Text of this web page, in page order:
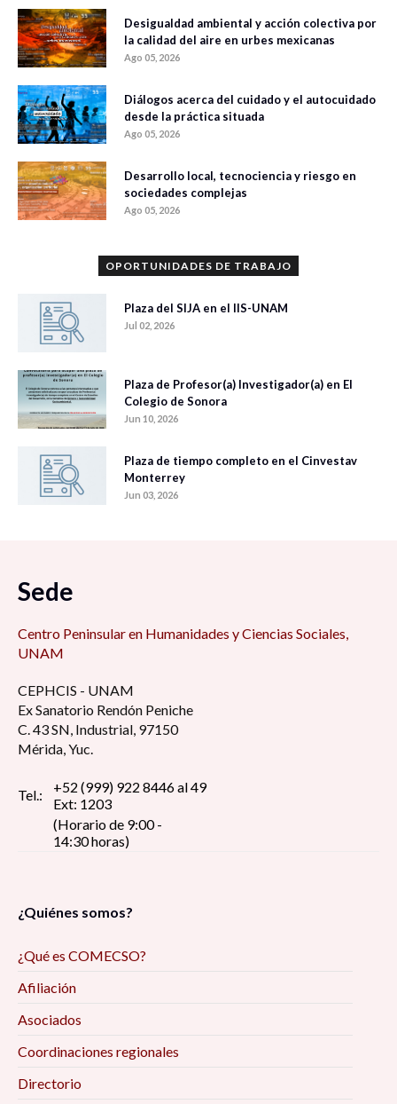
Desigualdad ambiental y acción colectiva por
la calidad del aire en urbes mexicanas
Ago 05, 2026
Diálogos acerca del cuidado y el autocuidado
desde la práctica situada
Ago 05, 2026
Desarrollo local, tecnociencia y riesgo en
sociedades complejas
Ago 05, 2026
OPORTUNIDADES DE TRABAJO
Plaza del SIJA en el IIS-UNAM
Jul 02, 2026
Plaza de Profesor(a) Investigador(a) en El
Colegio de Sonora
Jun 10, 2026
Plaza de tiempo completo en el Cinvestav
Monterrey
Jun 03, 2026
Sede
Centro Peninsular en Humanidades y Ciencias Sociales,
UNAM
CEPHCIS - UNAM
Ex Sanatorio Rendón Peniche
C. 43 SN, Industrial, 97150
Mérida, Yuc.
Tel.:
+52 (999) 922 8446 al 49
Ext: 1203
(Horario de 9:00 -
14:30 horas)
¿Quiénes somos?
¿Qué es COMECSO?
Afiliación
Asociados
Coordinaciones regionales
Directorio